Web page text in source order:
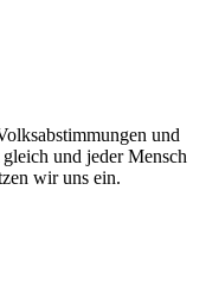
und
und jeder Mensch
wir uns ein.